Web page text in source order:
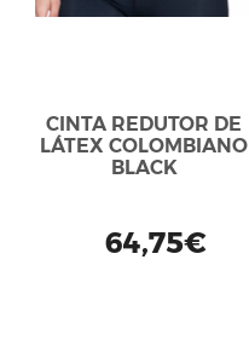
CINTA REDUTOR DE
LÁTEX COLOMBIANO
BLACK
64,75€